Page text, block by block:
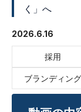
く」へ
2026.6.16
採用
ブランディング